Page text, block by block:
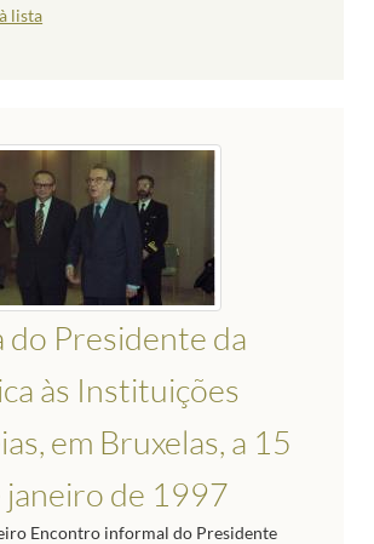
lista
do Presidente da
às Instituições
em Bruxelas, a 15
janeiro de 1997
Encontro informal do Presidente